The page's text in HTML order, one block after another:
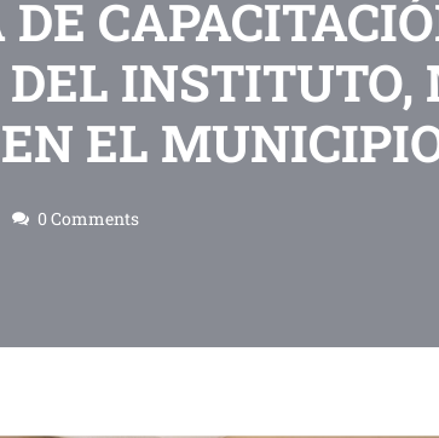
INSTITUTO,
EL
0 Comments